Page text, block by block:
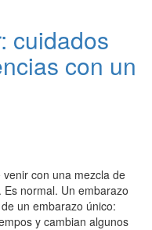
cuidados
con un
con una mezcla de
normal. Un embarazo
un embarazo único:
y cambian algunos